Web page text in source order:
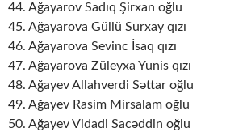
44. Ağayarov Sadıq Şirxan oğlu
45. Ağayarova Güllü Surxay qızı
46. Ağayarova Sevinc İsaq qızı
47. Ağayarova Züleyxa Yunis qızı
48. Ağayev Allahverdi Səttar oğlu
49. Ağayev Rasim Mirsalam oğlu
50. Ağayev Vidadi Sacəddin oğlu